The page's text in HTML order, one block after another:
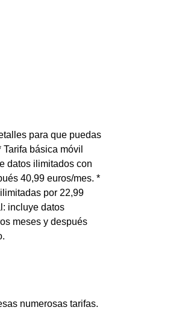
para que puedas
básica móvil
datos ilimitados con
40,99 euros/mes. *
por 22,99
incluye datos
meses y después
numerosas tarifas.